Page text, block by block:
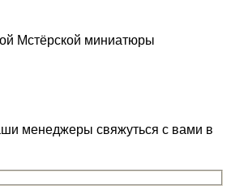
Мстёрской миниатюры
менеджеры свяжуться с вами в